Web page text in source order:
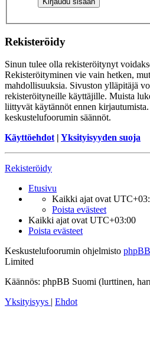
Rekisteröidy
Sinun tulee olla rekisteröitynyt
Rekisteröityminen vie vain hetken,
mahdollisuuksia. Sivuston ylläpitäjä
rekisteröityneille käyttäjille. Muista
liittyvät käytännöt ennen
keskustelufoorumin säännöt.
Käyttöehdot | Yksityisyyden suoja
Rekisteröidy
Etusivu
Kaikki ajat ovat
Poista evästeet
Kaikki ajat ovat UTC+03:00
Poista evästeet
Keskustelufoorumin ohjelmisto phpBB
Limited
Käännös: phpBB Suomi (lurttinen,
Yksityisyys | Ehdot